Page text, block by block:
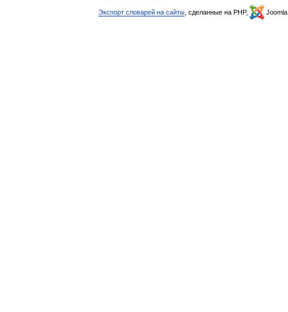
Экспорт словарей на сайты , сделанные на PHP, Joomla,